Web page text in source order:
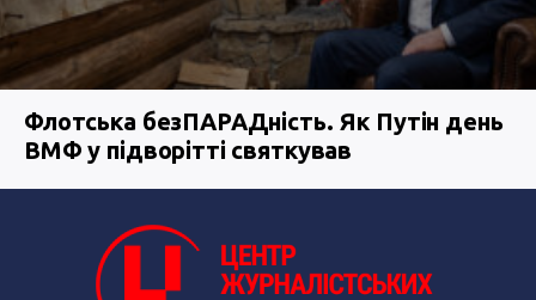
Флотська безПАРАДність. Як Путін день
ВМФ у підворітті святкував